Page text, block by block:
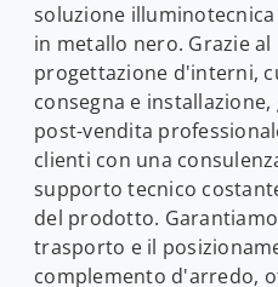
soluzione
in metallo nero. Grazie
progettazione d'interni,
consegna e
post-vendita
clienti con una
supporto tecnico
del prodotto.
trasporto e il
complemento d'arredo,